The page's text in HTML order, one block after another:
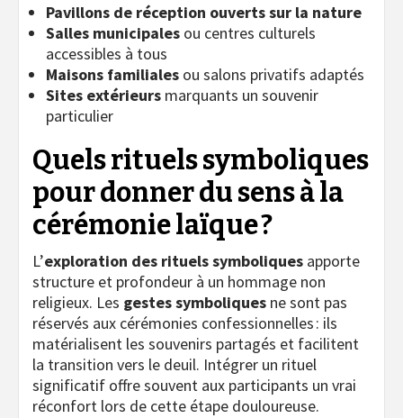
Pavillons de réception ouverts sur la nature
Salles municipales ou centres culturels
accessibles à tous
Maisons familiales ou salons privatifs adaptés
Sites extérieurs marquants un souvenir
particulier
Quels rituels symboliques
pour donner du sens à la
cérémonie laïque ?
L’exploration des rituels symboliques apporte
structure et profondeur à un hommage non
religieux. Les gestes symboliques ne sont pas
réservés aux cérémonies confessionnelles : ils
matérialisent les souvenirs partagés et facilitent
la transition vers le deuil. Intégrer un rituel
significatif offre souvent aux participants un vrai
réconfort lors de cette étape douloureuse.